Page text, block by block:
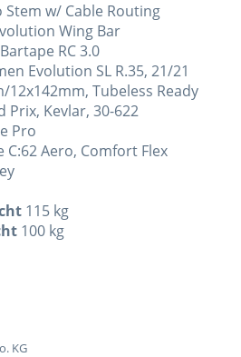
Stem w/ Cable Routing
Wing Bar
RC 3.0
Evolution SL R.35, 21/21
12x142mm, Tubeless Ready
Prix, Kevlar, 30-622
Pro
C:62 Aero, Comfort Flex
115 kg
100 kg
KG